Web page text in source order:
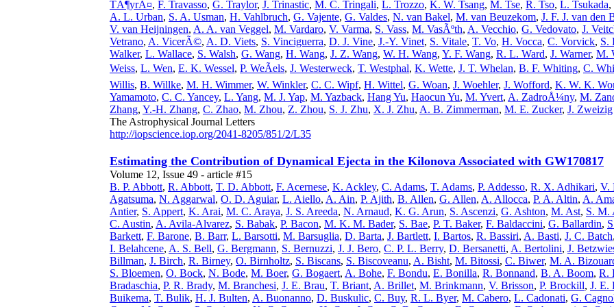
TÃ¶yrÃ¤, F. Travasso, G. Traylor, J. Trinastic, M. C. Tringali, L. Trozzo, K. W. Tsang, M. Tse, R. Tso, L. Tsukada,
A. L. Urban, S. A. Usman, H. Vahlbruch, G. Vajente, G. Valdes, N. van Bakel, M. van Beuzekom, J. F. J. van den
V. van Heijningen, A. A. van Veggel, M. Vardaro, V. Varma, S. Vass, M. VasÃºth, A. Vecchio, G. Vedovato, J.
Vetrano, A. VicerÃ©, A. D. Viets, S. Vinciguerra, D. J. Vine, J.-Y. Vinet, S. Vitale, T. Vo, H. Vocca, C. Vorvick, S.
Walker, L. Wallace, S. Walsh, G. Wang, H. Wang, J. Z. Wang, W. H. Wang, Y. F. Wang, R. L. Ward, J. Warner, M.
Weiss, L. Wen, E. K. Wessel, P. WeÃels, J. Westerweck, T. Westphal, K. Wette, J. T. Whelan, B. F. Whiting, C.
Willis, B. Willke, M. H. Wimmer, W. Winkler, C. C. Wipf, H. Wittel, G. Woan, J. Woehler, J. Wofford, K. W. K.
Yamamoto, C. C. Yancey, L. Yang, M. J. Yap, M. Yazback, Hang Yu, Haocun Yu, M. Yvert, A. ZadroÅ¼ny, M.
Zhang, Y.-H. Zhang, C. Zhao, M. Zhou, Z. Zhou, S. J. Zhu, X. J. Zhu, A. B. Zimmerman, M. E. Zucker, J. Zweizig
The Astrophysical Journal Letters
http://iopscience.iop.org/2041-8205/851/2/L35
Estimating the Contribution of Dynamical Ejecta in the Kilonova Associated with GW170817
Volume 12, Issue 49 - article #15
B. P. Abbott, R. Abbott, T. D. Abbott, F. Acernese, K. Ackley, C. Adams, T. Adams, P. Addesso, R. X. Adhikari, V.
Agatsuma, N. Aggarwal, O. D. Aguiar, L. Aiello, A. Ain, P. Ajith, B. Allen, G. Allen, A. Allocca, P. A. Altin, A.
Antier, S. Appert, K. Arai, M. C. Araya, J. S. Areeda, N. Arnaud, K. G. Arun, S. Ascenzi, G. Ashton, M. Ast, S. M.
C. Austin, A. Avila-Alvarez, S. Babak, P. Bacon, M. K. M. Bader, S. Bae, P. T. Baker, F. Baldaccini, G. Ballardin,
Barkett, F. Barone, B. Barr, L. Barsotti, M. Barsuglia, D. Barta, J. Bartlett, I. Bartos, R. Bassiri, A. Basti, J. C. Batch
I. Belahcene, A. S. Bell, G. Bergmann, S. Bernuzzi, J. J. Bero, C. P. L. Berry, D. Bersanetti, A. Bertolini, J.
Billman, J. Birch, R. Birney, O. Birnholtz, S. Biscans, S. Biscoveanu, A. Bisht, M. Bitossi, C. Biwer, M. A.
S. Bloemen, O. Bock, N. Bode, M. Boer, G. Bogaert, A. Bohe, F. Bondu, E. Bonilla, R. Bonnand, B. A. Boom, R.
Bradaschia, P. R. Brady, M. Branchesi, J. E. Brau, T. Briant, A. Brillet, M. Brinkmann, V. Brisson, P. Brockill, J. E.
Buikema, T. Bulik, H. J. Bulten, A. Buonanno, D. Buskulic, C. Buy, R. L. Byer, M. Cabero, L. Cadonati, G.